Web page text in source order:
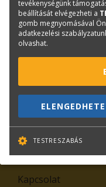
Leiratkozás
Kiemelt
Kapcsolat
tevékenységünk
beállítását elvégezheti a
gomb megnyomásával
adatkezelési
olvashat.
TESTRESZABÁS